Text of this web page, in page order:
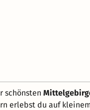
schönsten
erlebst du auf